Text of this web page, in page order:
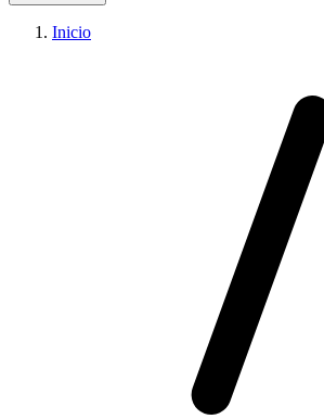
Inicio